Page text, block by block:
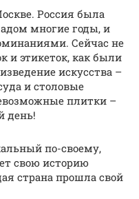
Россия была
многие годы, и
Сейчас не
и этикеток, как были
искусства –
и столовые
плитки –
день!
по-своему,
свою историю
страна прошла свой